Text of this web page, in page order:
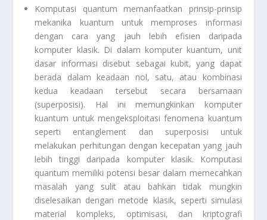
Komputasi quantum memanfaatkan prinsip-prinsip
mekanika kuantum untuk memproses informasi
dengan cara yang jauh lebih efisien daripada
komputer klasik. Di dalam komputer kuantum, unit
dasar informasi disebut sebagai kubit, yang dapat
berada dalam keadaan nol, satu, atau kombinasi
kedua keadaan tersebut secara bersamaan
(superposisi). Hal ini memungkinkan komputer
kuantum untuk mengeksploitasi fenomena kuantum
seperti entanglement dan superposisi untuk
melakukan perhitungan dengan kecepatan yang jauh
lebih tinggi daripada komputer klasik. Komputasi
quantum memiliki potensi besar dalam memecahkan
masalah yang sulit atau bahkan tidak mungkin
diselesaikan dengan metode klasik, seperti simulasi
material kompleks, optimisasi, dan kriptografi